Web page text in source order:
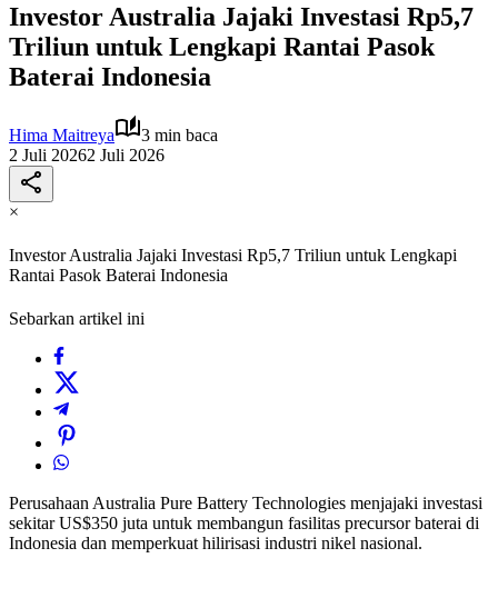
Investor Australia Jajaki Investasi Rp5,7
Triliun untuk Lengkapi Rantai Pasok
Baterai Indonesia
Hima Maitreya
3 min baca
2 Juli 20262 Juli 2026
×
Investor Australia Jajaki Investasi Rp5,7 Triliun untuk Lengkapi
Rantai Pasok Baterai Indonesia
Sebarkan artikel ini
Perusahaan Australia Pure Battery Technologies menjajaki investasi
sekitar US$350 juta untuk membangun fasilitas precursor baterai di
Indonesia dan memperkuat hilirisasi industri nikel nasional.